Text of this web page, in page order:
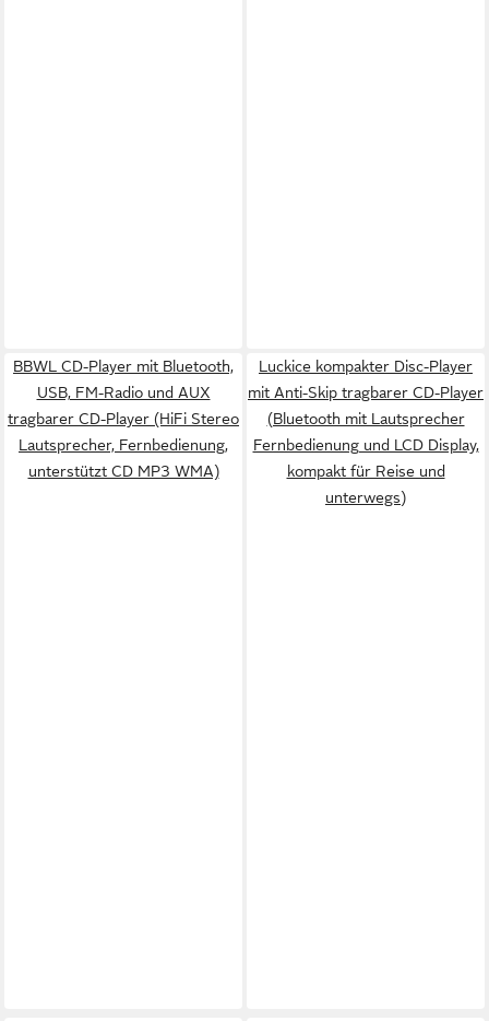
BBWL CD-Player mit Bluetooth,
USB, FM-Radio und AUX
tragbarer CD-Player (HiFi Stereo
Lautsprecher, Fernbedienung,
unterstützt CD MP3 WMA)
Luckice kompakter Disc-Player
mit Anti-Skip tragbarer CD-Player
(Bluetooth mit Lautsprecher
Fernbedienung und LCD Display,
kompakt für Reise und
unterwegs)